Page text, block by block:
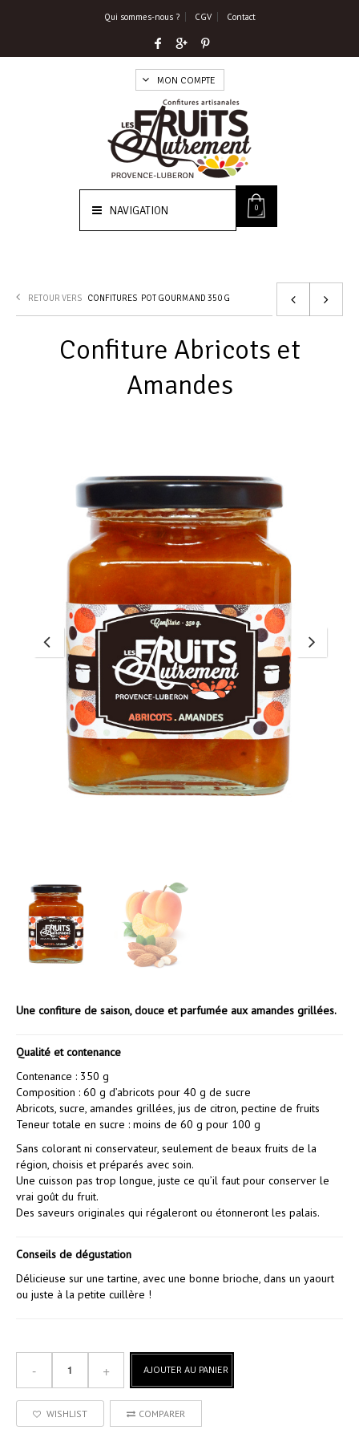
Qui sommes-nous ? CGV Contact
MON COMPTE
0
NAVIGATION
RETOUR VERS CONFITURES POT GOURMAND 350 G
Confiture Abricots et
Amandes
Une confiture de saison, douce et parfumée aux amandes grillées.
Qualité et contenance
Contenance : 350 g
Composition : 60 g d’abricots pour 40 g de sucre
Abricots, sucre, amandes grillées, jus de citron, pectine de fruits
Teneur totale en sucre : moins de 60 g pour 100 g
Sans colorant ni conservateur, seulement de beaux fruits de la
région, choisis et préparés avec soin.
Une cuisson pas trop longue, juste ce qu’il faut pour conserver le
vrai goût du fruit.
Des saveurs originales qui régaleront ou étonneront les palais.
Conseils de dégustation
Délicieuse sur une tartine, avec une bonne brioche, dans un yaourt
ou juste à la petite cuillère !
AJOUTER AU PANIER
WISHLIST COMPARER